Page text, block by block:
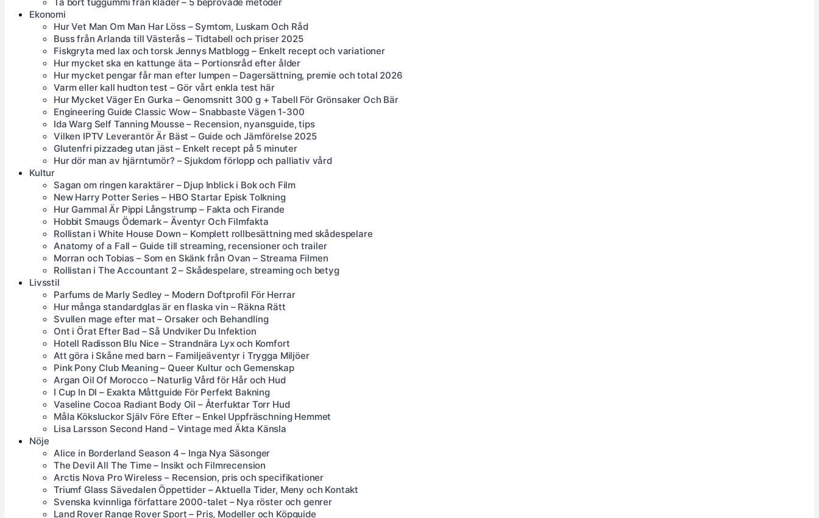
Ekonomi
Hur Vet Man Om Man Har Löss – Symtom, Luskam Och Råd
Buss från Arlanda till Västerås – Tidtabell och priser 2025
Fiskgryta med lax och torsk Jennys Matblogg – Enkelt recept och variationer
Hur mycket ska en kattunge äta – Portionsråd efter ålder
Hur mycket pengar får man efter lumpen – Dagersättning, premie och total 2026
Varm eller kall hudton test – Gör vårt enkla test här
Hur Mycket Väger En Gurka – Genomsnitt 300 g + Tabell För Grönsaker Och Bär
Engineering Guide Classic Wow – Snabbaste Vägen 1-300
Ida Warg Self Tanning Mousse – Recension, nyansguide, tips
Vilken IPTV Leverantör Är Bäst – Guide och Jämförelse 2025
Glutenfri pizzadeg utan jäst – Enkelt recept på 5 minuter
Hur dör man av hjärntumör? – Sjukdom förlopp och palliativ vård
Kultur
Sagan om ringen karaktärer – Djup Inblick i Bok och Film
New Harry Potter Series – HBO Startar Episk Tolkning
Hur Gammal Är Pippi Långstrump – Fakta och Firande
Hobbit Smaugs Ödemark – Äventyr Och Filmfakta
Rollistan i White House Down – Komplett rollbesättning med skådespelare
Anatomy of a Fall – Guide till streaming, recensioner och trailer
Morran och Tobias – Som en Skänk från Ovan – Streama Filmen
Rollistan i The Accountant 2 – Skådespelare, streaming och betyg
Livsstil
Parfums de Marly Sedley – Modern Doftprofil För Herrar
Hur många standardglas är en flaska vin – Räkna Rätt
Svullen mage efter mat – Orsaker och Behandling
Ont i Örat Efter Bad – Så Undviker Du Infektion
Hotell Radisson Blu Nice – Strandnära Lyx och Komfort
Att göra i Skåne med barn – Familjeäventyr i Trygga Miljöer
Pink Pony Club Meaning – Queer Kultur och Gemenskap
Argan Oil Of Morocco – Naturlig Vård för Hår och Hud
I Cup In Dl – Exakta Måttguide För Perfekt Bakning
Vaseline Cocoa Radiant Body Oil – Återfuktar Torr Hud
Måla Köksluckor Själv Före Efter – Enkel Uppfräschning Hemmet
Lisa Larsson Second Hand – Vintage med Äkta Känsla
Nöje
Alice in Borderland Season 4 – Inga Nya Säsonger
The Devil All The Time – Insikt och Filmrecension
Arctis Nova Pro Wireless – Recension, pris och specifikationer
Triumf Glass Sävedalen Öppettider – Aktuella Tider, Meny och Kontakt
Svenska kvinnliga författare 2000-talet – Nya röster och genrer
Land Rover Range Rover Sport – Pris, Modeller och Köpguide